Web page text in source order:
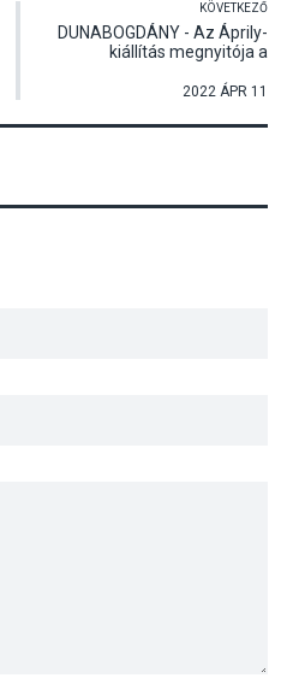
KÖVETKEZŐ
DUNABOGDÁNY - Az Áprily-
kiállítás megnyitója a
2022 ÁPR 11